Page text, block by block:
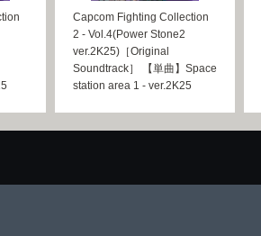
Capcom Fighting Collection
2 - Vol.4(Power Stone2
ver.2K25)［Original
Soundtrack］ 【単曲】Space
station area 1 - ver.2K25